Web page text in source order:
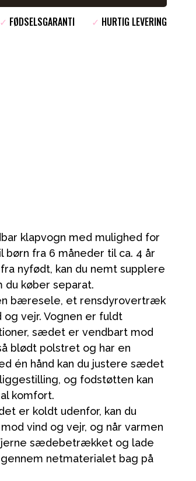
✓ FØDSELSGARANTI ✓ HURTIG LEVERING
klapvogn med mulighed for
fra 6 måneder til ca. 4 år
nyfødt, kan du nemt supplere
du køber separat.
bæresele, et rensdyrovertræk
vejr. Vognen er fuldt
sædet er vendbart mod
blødt polstret og har en
én hånd kan du justere sædet
og fodstøtten kan
komfort.
er koldt udenfor, kan du
vind og vejr, og når varmen
sædebetrækket og lade
netmaterialet bag på